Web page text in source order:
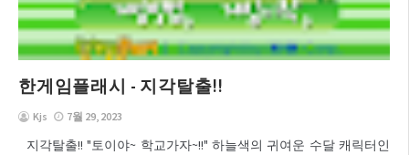
한게임플래시 - 지각탈출!!
Kjs 7월 29, 2023
지각탈출!! "토이야~ 학교가자~!!" 하늘색의 귀여운 수달 캐릭터인